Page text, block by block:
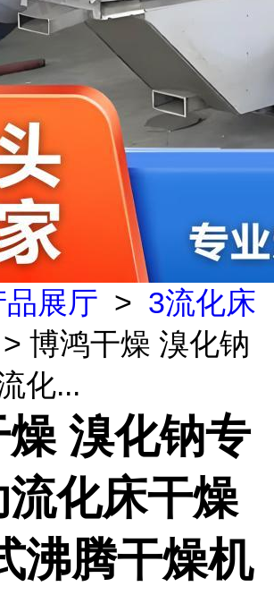
品展厅 > 3流化床
> 博鸿干燥 溴化钠
化...
溴化钠专
流化床干燥
沸腾干燥机